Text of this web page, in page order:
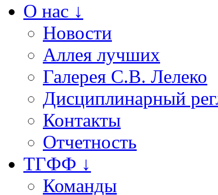
О нас ↓
Новости
Аллея лучших
Галерея С.В. Лелеко
Дисциплинарный
Контакты
Отчетность
ТГФФ ↓
Команды